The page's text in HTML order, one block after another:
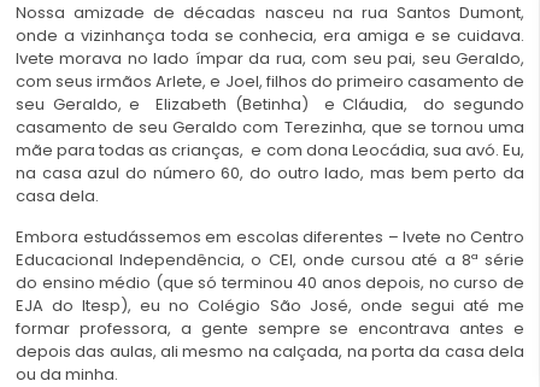
Nossa amizade de décadas nasceu na rua Santos Dumont,
onde a vizinhança toda se conhecia, era amiga e se cuidava.
Ivete morava no lado ímpar da rua, com seu pai, seu Geraldo,
com seus irmãos Arlete, e Joel, filhos do primeiro casamento de
seu Geraldo, e Elizabeth (Betinha) e Cláudia, do segundo
casamento de seu Geraldo com Terezinha, que se tornou uma
mãe para todas as crianças, e com dona Leocádia, sua avó. Eu,
na casa azul do número 60, do outro lado, mas bem perto da
casa dela.
Embora estudássemos em escolas diferentes – Ivete no Centro
Educacional Independência, o CEI, onde cursou até a 8ª série
do ensino médio (que só terminou 40 anos depois, no curso de
EJA do Itesp), eu no Colégio São José, onde segui até me
formar professora, a gente sempre se encontrava antes e
depois das aulas, ali mesmo na calçada, na porta da casa dela
ou da minha.